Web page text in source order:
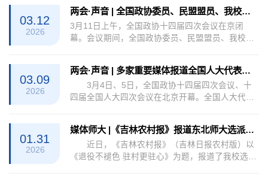
日报》、中国日报网、吉祥新闻等媒体报道。
附： 1.《光明日报》报道链接 2.中国日报
网报道链接 3.吉祥新闻报道链接
03.12
2026
两会·声音 | 全国政协委员、民盟盟员、我校生命科学学院教授刘宝：建议大力推进黑土地保护利用标准体系建设
3月11日上午，全国政协十四届四次会议在京闭
幕。会议期间，全国政协委员、民盟盟员、我校生
建设，守护好“耕地中的大熊猫”，保住中国人的“金
饭碗”。附：1.《吉林日报》报道链接2.《协商新
报》报道链接
03.09
2026
两会·声音 | 多家重要媒体报道全国人大代表，东北师大校长助理、附属中学校长邵志豪
3月4日、5日，全国政协十四届四次会议、十
四届全国人大四次会议在北京开幕。全国人大代
央及省级权威媒体的高度关注与报道。
01.31
2026
媒体师大 |《吉林农村报》报道东北师大选派的驻村第一书记周大军事迹
近日，《吉林农村报》（吉林日报农村版）以
《退役不褪色 驻村更驻心》为题，报道了我校选派